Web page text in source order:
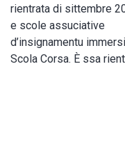
rientrata di sittembre
e scole assuciative
d’insignamentu
Scola Corsa. È ssa